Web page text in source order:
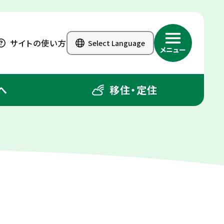
サイトの使い方 Select Language
メニュー
移住・定住